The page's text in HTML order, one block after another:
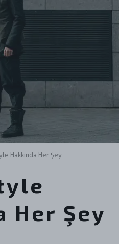
Hakkında Her Şey
Her Şey